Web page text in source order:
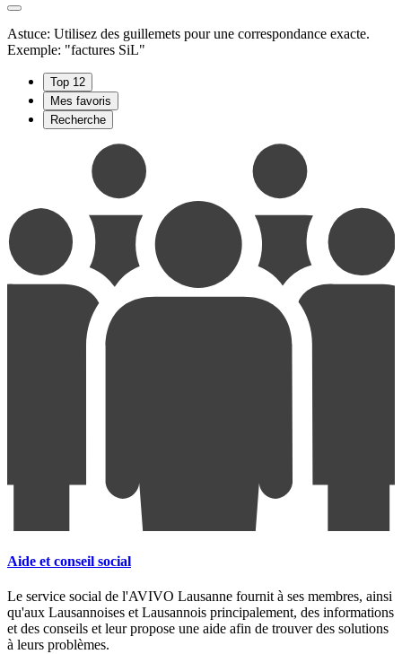
Astuce: Utilisez des guillemets pour une correspondance exacte.
Exemple: "factures SiL"
Top 12
Mes favoris
Recherche
Aide et conseil social
Le service social de l'AVIVO Lausanne fournit à ses membres, ainsi
qu'aux Lausannoises et Lausannois principalement, des informations
et des conseils et leur propose une aide afin de trouver des solutions
à leurs problèmes.